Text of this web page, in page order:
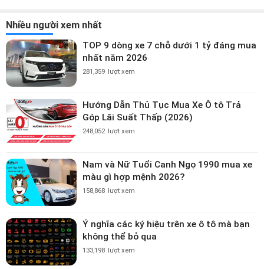
Nhiều người xem nhất
TOP 9 dòng xe 7 chỗ dưới 1 tỷ đáng mua
nhất năm 2026
281,359 lượt xem
Hướng Dẫn Thủ Tục Mua Xe Ô tô Trả
Góp Lãi Suất Thấp (2026)
248,052 lượt xem
Nam và Nữ Tuổi Canh Ngọ 1990 mua xe
màu gì hợp mệnh 2026?
158,868 lượt xem
Ý nghĩa các ký hiệu trên xe ô tô mà bạn
không thể bỏ qua
133,198 lượt xem